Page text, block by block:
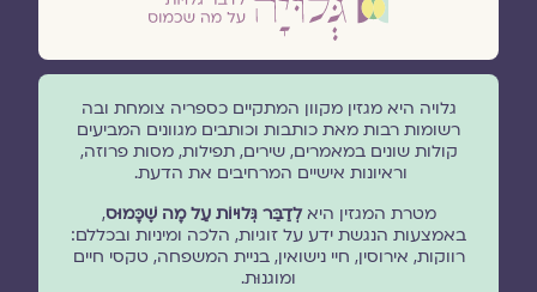
גלויה היא מגזין מקוון המתקיים כספריה צומחת ובה
רשומות רבות מאת כותבות וכותבים מגוונים המביעים
קולות שונים במאמרים, שירים, תפילות, מסות פרוזה,
וראיונות אישיים המרחיבים את הדעת.
מטרת המגזין היאלְדַבֵּר גְּלוּיוֹת עַל מָה שֶׁכָּמוּס,
באמצעות הנגשת ידע על זוגיות, הלכה ומיניות ובכללם:
רווקות, אירוסין, חיי נישואין, בניית המשפחה, טקסי חיים
ומוגנוּת.